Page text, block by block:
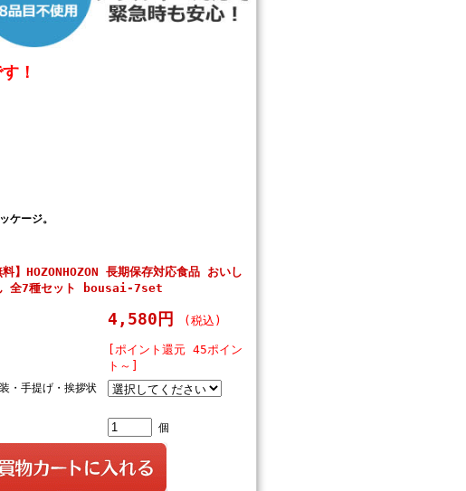
！
ケージ。
料】HOZONHOZON 長期保存対応食品 おいし
全7種セット bousai-7set
4,580円 (税込)
[ポイント還元 45ポイン
ト～]
・手提げ・挨拶状
個